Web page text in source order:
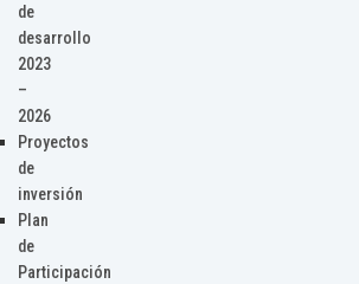
de
desarrollo
2023
–
2026
Proyectos
de
inversión
Plan
de
Participación